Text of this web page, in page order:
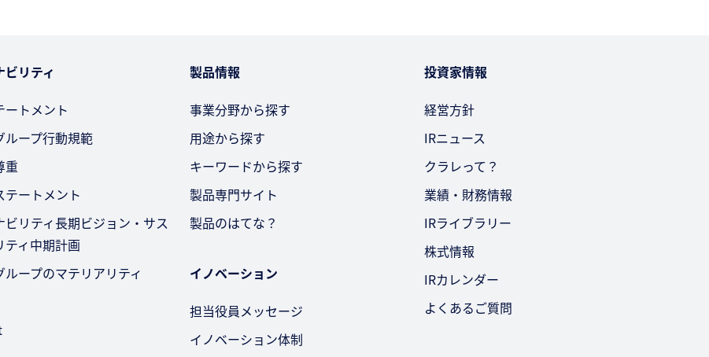
ビリティ
ートメント
ループ行動規範
重
テートメント
ビリティ長期ビジョン・サス
ティ中期計画
ループのマテリアリティ
製品情報
事業分野から探す
用途から探す
キーワードから探す
製品専門サイト
製品のはてな？
イノベーション
担当役員メッセージ
イノベーション体制
投資家情報
経営方針
IRニュース
クラレって？
業績・財務情報
IRライブラリー
株式情報
IRカレンダー
よくあるご質問